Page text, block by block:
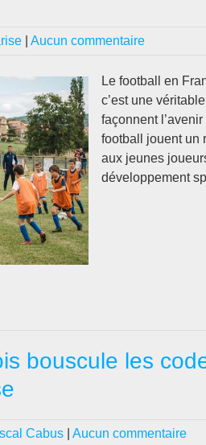
Aucun commentaire
Le football en
c’est une
façonnent
football jouent un
aux jeunes
développement
bouscule les
Cabus Aucun commentaire